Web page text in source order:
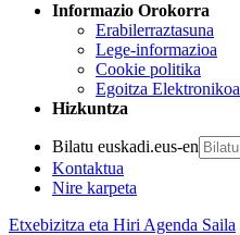
Informazio Orokorra
Erabilerraztasuna
Lege-informazioa
Cookie politika
Egoitza Elektronikoa
Hizkuntza
Bilatu euskadi.eus-en
Kontaktua
Nire karpeta
Etxebizitza eta Hiri Agenda Saila